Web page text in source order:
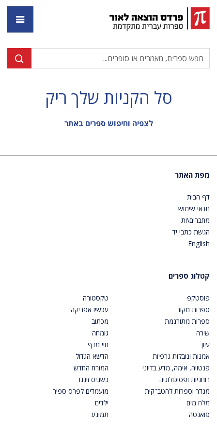
סל הקניות שלך ריק
לצפיה וחיפוש ספרים באתר
מפת האתר
דף הבית
תנאי שימוש
מחברים\ות
הגשת כתבי יד
English
קטלוג ספרים
פוסטקפ
ספרות מקור
ספרות מתורגמת
שירה
עיון
אמנות ונובלות גרפיות
פנטזיה, אימה, מדע בדיוני
רוחניות ופסיכולוגיה
מגדר וספרות להטב"קית
מלח מים
פואנטה
טקסטורה
עכשיו אפריקה
מכתוב
גומחה
חיי מדף
הדשא הגדול
המזרח החדש
בשביס זינגר
מועמדים לפרס ספיר
ילדים
תמונע